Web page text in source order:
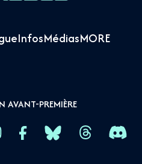
InfosMédiasMORE
AVANT-PREMIÈRE